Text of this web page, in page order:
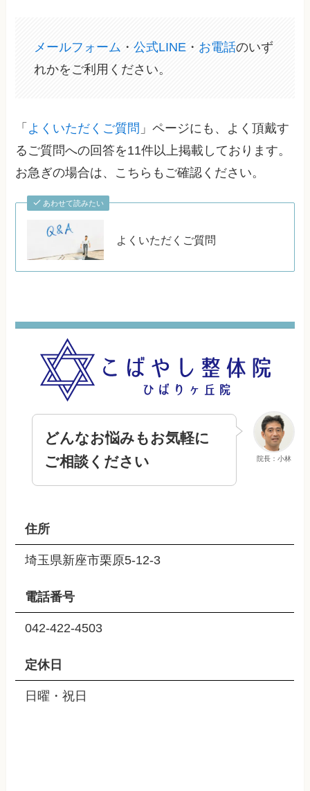
メールフォーム ・公式LINE ・ お電話のいず
れかをご利用ください。
「 よくいただくご質問 」ページにも、よく頂戴す
るご質問への回答を11件以上掲載しております。
お急ぎの場合は、こちらもご確認ください。
あわせて読みたい
よくいただくご質問
院長：小林
どんなお悩みもお気軽に
ご相談ください
住所
埼玉県新座市栗原5-12-3
電話番号
042-422-4503
定休日
日曜・祝日